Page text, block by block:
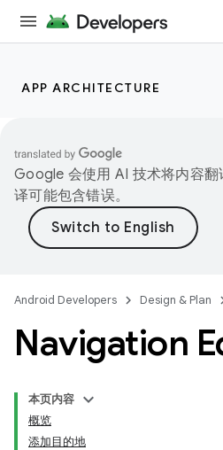
APP ARCHITECTURE
Google 会使用 AI 技术将内容
译可能包含错误。
Android Developers Design & Plan
Navigation
本页内容
概览
添加目的地